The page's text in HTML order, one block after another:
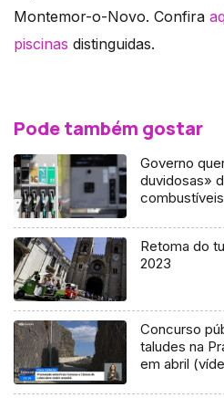
Montemor-o-Novo. Confira
piscinas distinguidas.
Pode também gostar
Governo
duvidosas»
Retoma do
2023
Concurso
taludes na
em abril